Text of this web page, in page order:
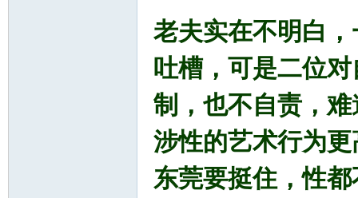
老夫实在不明白
吐槽，可是二位
制，也不自责，
涉性的艺术行为
东莞要挺住，性